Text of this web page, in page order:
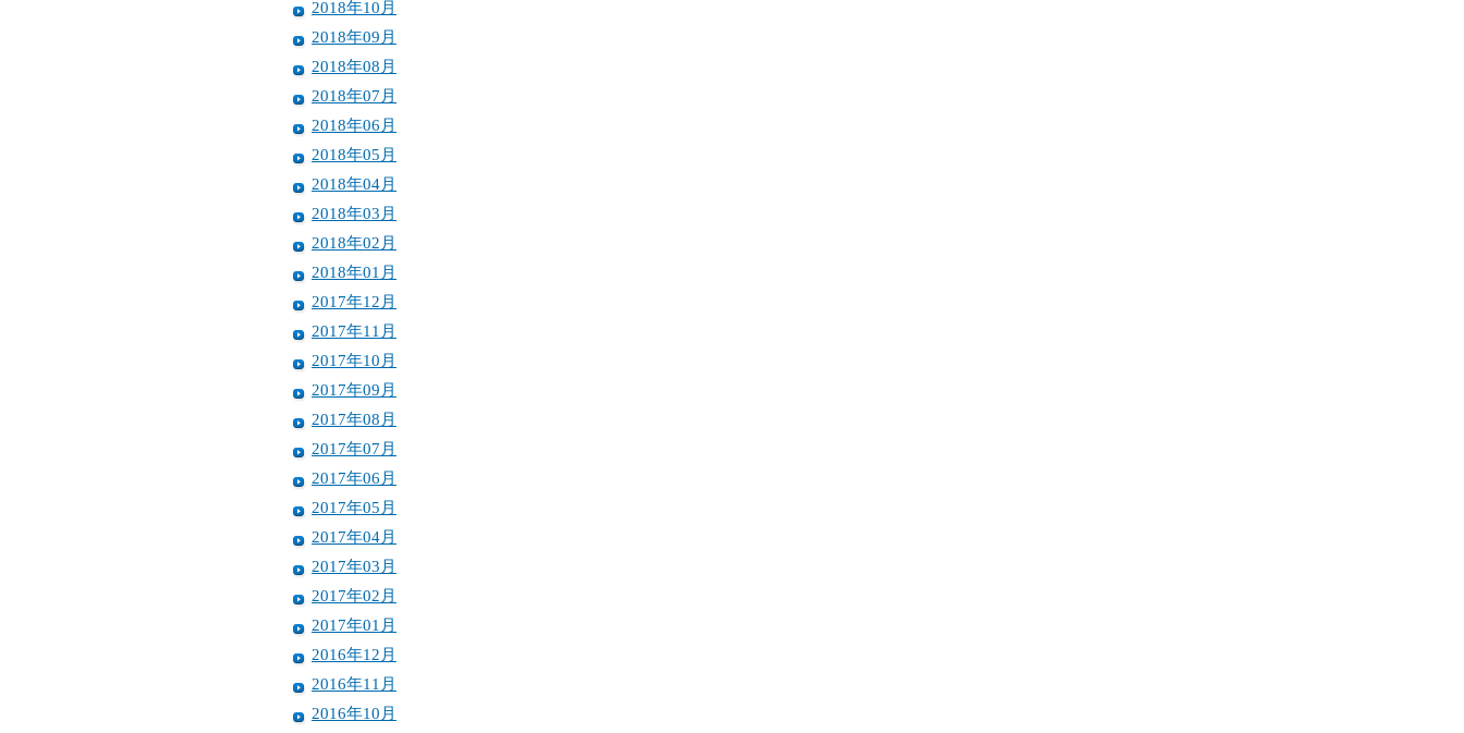
2018年10月
2018年09月
2018年08月
2018年07月
2018年06月
2018年05月
2018年04月
2018年03月
2018年02月
2018年01月
2017年12月
2017年11月
2017年10月
2017年09月
2017年08月
2017年07月
2017年06月
2017年05月
2017年04月
2017年03月
2017年02月
2017年01月
2016年12月
2016年11月
2016年10月